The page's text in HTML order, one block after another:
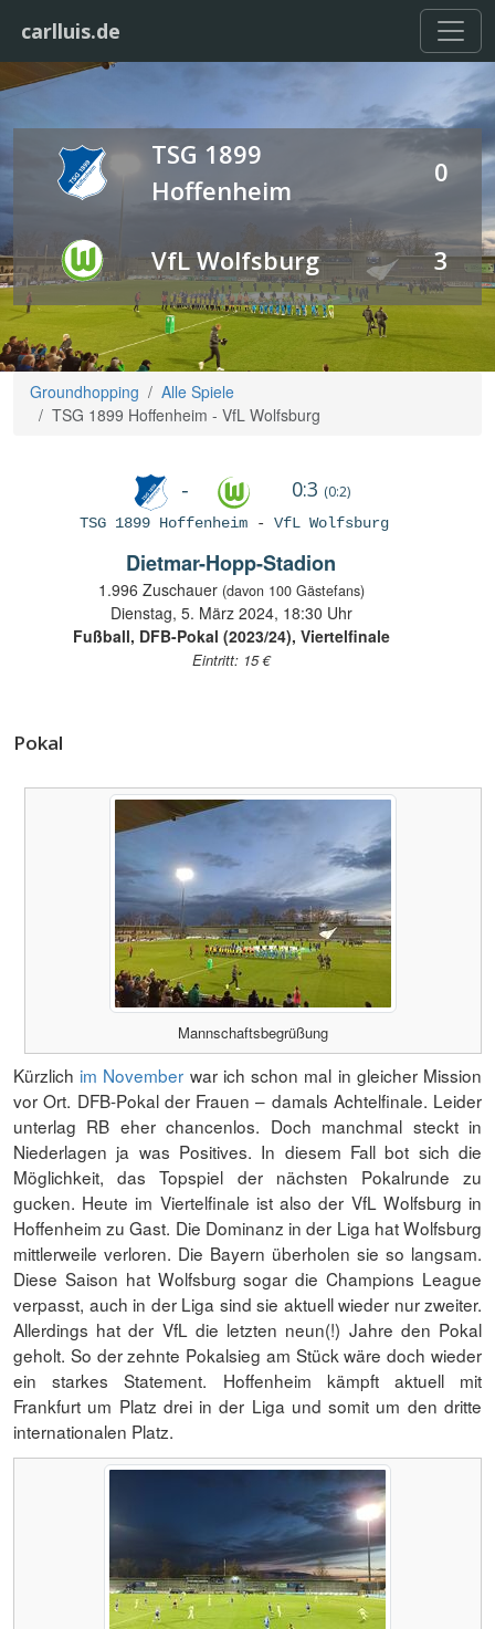
carlluis.de
TSG 1899
Hoffenheim
0
VfL Wolfsburg 3
Groundhopping
Alle Spiele
TSG 1899 Hoffenheim - VfL Wolfsburg
- 0:3 (0:2)
TSG 1899 Hoffenheim- VfL Wolfsburg
Dietmar-Hopp-Stadion
1.996 Zuschauer (davon 100 Gästefans)
Dienstag, 5. März 2024, 18:30 Uhr
Fußball, DFB-Pokal (2023/24), Viertelfinale
Eintritt: 15 €
Pokal
Mannschaftsbegrüßung
Kürzlich im November war ich schon mal in gleicher Mission
vor Ort. DFB-Pokal der Frauen – damals Achtelfinale. Leider
unterlag RB eher chancenlos. Doch manchmal steckt in
Niederlagen ja was Positives. In diesem Fall bot sich die
Möglichkeit, das Topspiel der nächsten Pokalrunde zu
gucken. Heute im Viertelfinale ist also der VfL Wolfsburg in
Hoffenheim zu Gast. Die Dominanz in der Liga hat Wolfsburg
mittlerweile verloren. Die Bayern überholen sie so langsam.
Diese Saison hat Wolfsburg sogar die Champions League
verpasst, auch in der Liga sind sie aktuell wieder nur zweiter.
Allerdings hat der VfL die letzten neun(!) Jahre den Pokal
geholt. So der zehnte Pokalsieg am Stück wäre doch wieder
ein starkes Statement. Hoffenheim kämpft aktuell mit
Frankfurt um Platz drei in der Liga und somit um den dritte
internationalen Platz.